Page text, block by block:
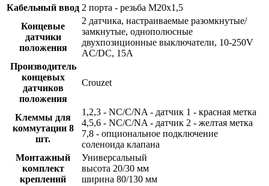
Кабельный ввод 2 порта - резьба M20x1,5
Концевые
датчики
положения
2 датчика, настраиваемые разомкнутые/
замкнутые, однополюсные
двухпозиционные выключатели, 10-250V
AC/DC, 15А
Производитель
концевых
датчиков
положения
Crouzet
Клеммы для
коммутации 8
шт.
1,2,3 - NC/C/NA - датчик 1 - красная метка
4,5,6 - NC/C/NA - датчик 2 - желтая метка
7,8 - опциональное подключение
соленоида клапана
Монтажный
комплект
креплений
Универсальный
высота 20/30 мм
ширина 80/130 мм